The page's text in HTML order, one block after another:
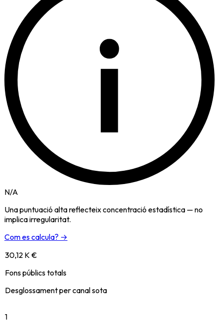
i
N/A
Una puntuació alta reflecteix concentració estadística — no
implica irregularitat.
Com es calcula? →
30,12 K €
Fons públics totals
Desglossament per canal sota
1